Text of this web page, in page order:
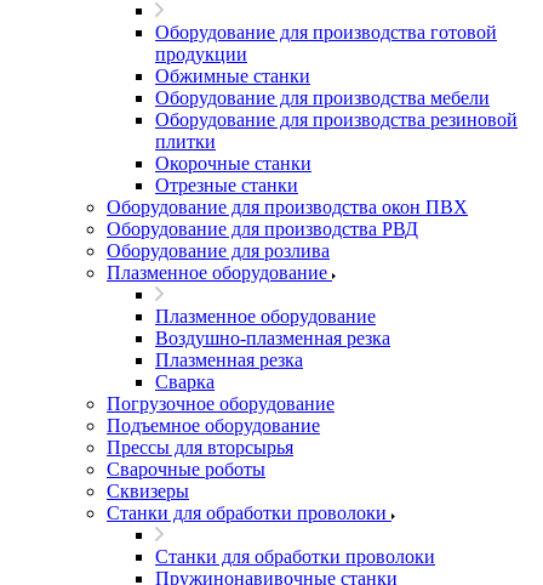
Оборудование для производства готовой
продукции
Обжимные станки
Оборудование для производства мебели
Оборудование для производства резиновой
плитки
Окорочные станки
Отрезные станки
Оборудование для производства окон ПВХ
Оборудование для производства РВД
Оборудование для розлива
Плазменное оборудование
Плазменное оборудование
Воздушно-плазменная резка
Плазменная резка
Сварка
Погрузочное оборудование
Подъемное оборудование
Прессы для вторсырья
Сварочные роботы
Сквизеры
Станки для обработки проволоки
Станки для обработки проволоки
Пружинонавивочные станки